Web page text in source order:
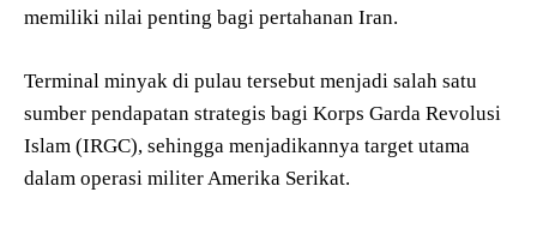
memiliki nilai penting bagi pertahanan Iran.
Terminal minyak di pulau tersebut menjadi salah satu
sumber pendapatan strategis bagi Korps Garda Revolusi
Islam (IRGC), sehingga menjadikannya target utama
dalam operasi militer Amerika Serikat.